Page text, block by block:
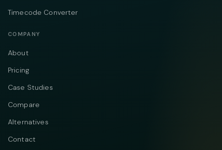
Timecode Converter
COMPANY
About
Pricing
Case Studies
Compare
Alternatives
Contact